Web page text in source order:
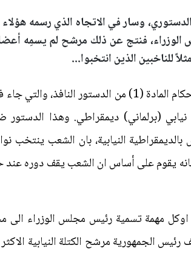
وسار في الاتجاه الذي رسمه هؤلاء
فنتج عن ذلك مرشح لم يسمِه أعضاء
للناخبين الذين انتخبوا...
ان نظام الحكم في العراق هو نظام برلماني وعلى وفق احكام
(برلماني) ديمقراطي. وهذا الدستور
النيابية، بان الشعب ينتخب
بانه يقوم على أساس ان الشعب يقف دوره
مهمة تسمية رئيس مجلس الوزراء الى
(يكلف رئيس الجمهورية مرشح الكتلة